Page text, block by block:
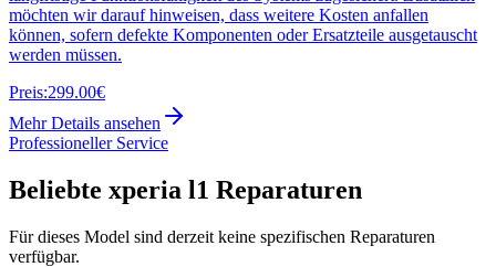
möchten wir darauf hinweisen, dass weitere Kosten anfallen
können, sofern defekte Komponenten oder Ersatzteile ausgetauscht
werden müssen.
Preis:299.00€
Mehr Details ansehen
Professioneller Service
Beliebte xperia l1 Reparaturen
Für dieses Model sind derzeit keine spezifischen Reparaturen
verfügbar.